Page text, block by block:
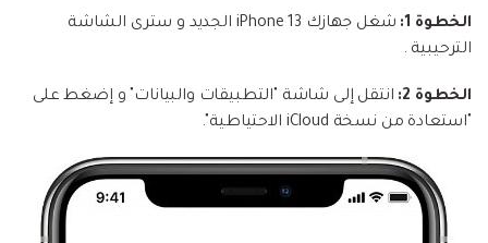
الخطوة 1:
شغل جهازك iPhone 13 الجديد و سترى الشاشة
الترحيبية .
الخطوة 2:
انتقل إلى شاشة "التطبيقات والبيانات" و إضغط على
"استعادة من نسخة iCloud الاحتياطية".